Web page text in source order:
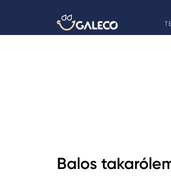
Balos